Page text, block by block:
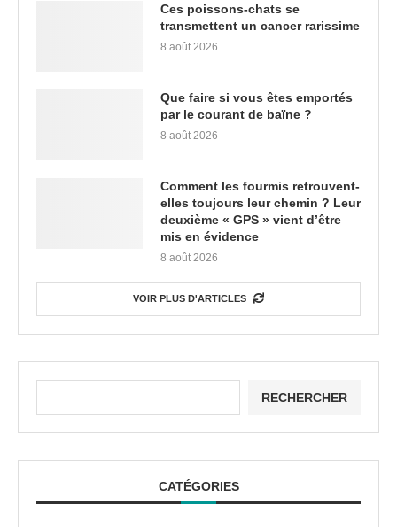
Ces poissons-chats se
transmettent un cancer rarissime
8 août 2026
Que faire si vous êtes emportés
par le courant de baïne ?
8 août 2026
Comment les fourmis retrouvent-
elles toujours leur chemin ? Leur
deuxième « GPS » vient d’être
mis en évidence
8 août 2026
VOIR PLUS D'ARTICLES
RECHERCHER
CATÉGORIES